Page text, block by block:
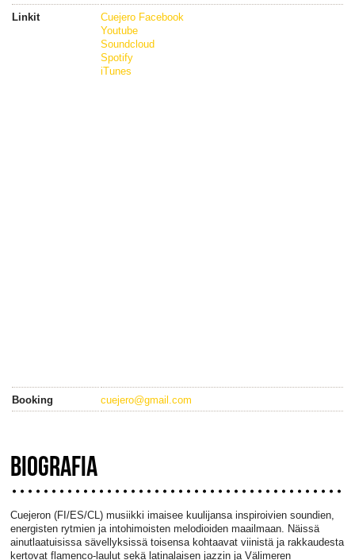
Linkit
Cuejero Facebook
Youtube
Soundcloud
Spotify
iTunes
Booking cuejero@gmail.com
BIOGRAFIA
Cuejeron (FI/ES/CL) musiikki imaisee kuulijansa inspiroivien soundien,
energisten rytmien ja intohimoisten melodioiden maailmaan. Näissä
ainutlaatuisissa sävellyksissä toisensa kohtaavat viinistä ja rakkaudesta
kertovat flamenco-laulut sekä latinalaisen jazzin ja Välimeren